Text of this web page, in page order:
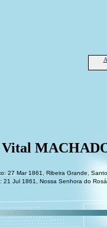
Vital
27 Mar 1861, Ribeira Grande,
21 Jul 1861, Nossa Senhora do